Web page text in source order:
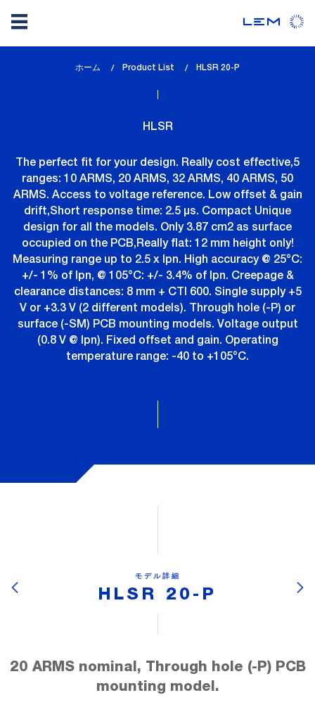
ホーム Product List
lem_current_page
HLSR 20-P
HLSR
The perfect fit for your design. Really cost effective,5
ranges: 10 ARMS, 20 ARMS, 32 ARMS, 40 ARMS, 50
ARMS. Access to voltage reference. Low offset & gain
drift,Short response time: 2.5 µs. Compact Unique
design for all the models. Only 3.87 cm2 as surface
occupied on the PCB,Really flat: 12 mm height only!
Measuring range up to 2.5 x Ipn. High accuracy @ 25°C:
+/- 1% of Ipn, @ 105°C: +/- 3.4% of Ipn. Creepage &
clearance distances: 8 mm + CTI 600. Single supply +5
V or +3.3 V (2 different models). Through hole (-P) or
surface (-SM) PCB mounting models. Voltage output
(0.8 V @ Ipn). Fixed offset and gain. Operating
temperature range: -40 to +105°C.
モデル詳細
HLSR 20-P
20 ARMS nominal, Through hole (-P) PCB
mounting model.